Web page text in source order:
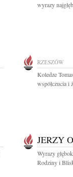
wyrazy
RZESZÓW
Koledze
współczucia i
JERZY
Wyrazy
Rodziny i